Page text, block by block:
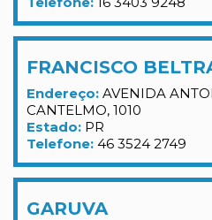
FRANCISCO
Endereço: AVENIDA
CANTELMO, 1010
Estado: PR
Telefone: 46 3524 2749
GARUVA